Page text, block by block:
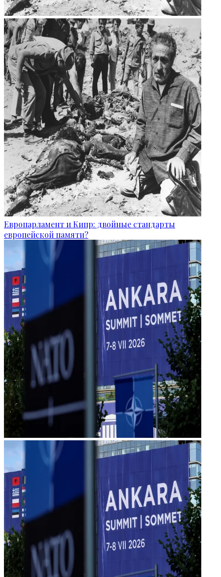
Европарламент и Кипр: двойные стандарты
европейской памяти?